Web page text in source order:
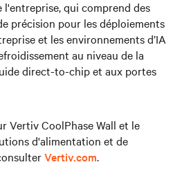
qui comprend des
précision pour les déploiements
et les environnements d’IA
au niveau de la
direct-to-chip et aux portes
Vertiv CoolPhase Wall et le
d'alimentation et de
Vertiv.com.